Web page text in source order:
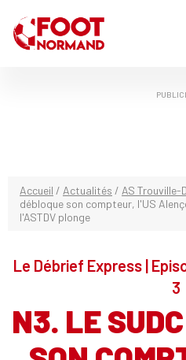
Accueil / Actualités / AS Trouville-
débloque son compteur, l'US
l'ASTDV plonge
Le Débrief Express |
3
N3. LE